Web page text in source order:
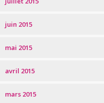
juin 2015
mai 2015
avril 2015
mars 2015